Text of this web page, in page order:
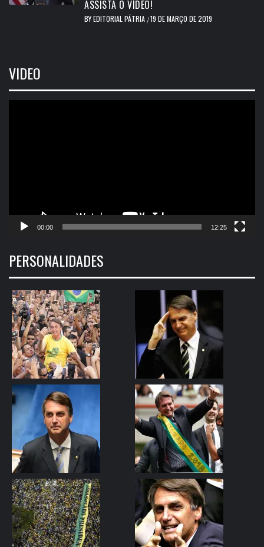
ASSISTA O VÍDEO!
BYEDITORIAL PÁTRIA /19 DE MARÇO DE 2019
VIDEO
00:00 12:25
PERSONALIDADES